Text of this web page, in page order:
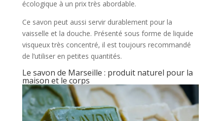
écologique à un prix très abordable.
Ce savon peut aussi servir durablement pour la
vaisselle et la douche. Présenté sous forme de liquide
visqueux très concentré, il est toujours recommandé
de l’utiliser en petites quantités.
Le savon de Marseille : produit naturel pour la
maison et le corps